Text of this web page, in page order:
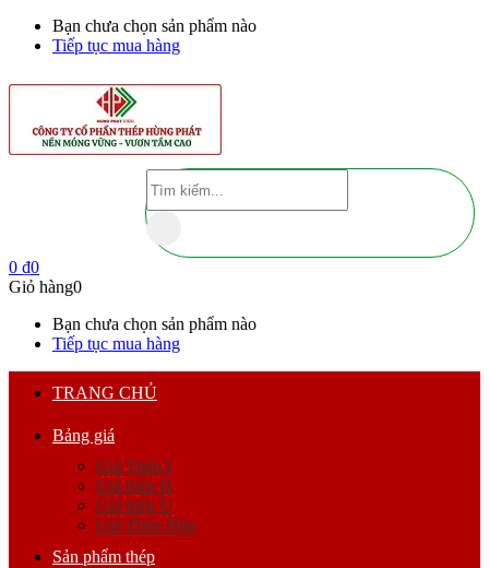
Bạn chưa chọn sản phẩm nào
Tiếp tục mua hàng
0 ₫0
Giỏ hàng0
Bạn chưa chọn sản phẩm nào
Tiếp tục mua hàng
TRANG CHỦ
Bảng giá
Giá Thép I
Giá thép H
Giá thép U
Giá Thép Hộp
Sản phẩm thép